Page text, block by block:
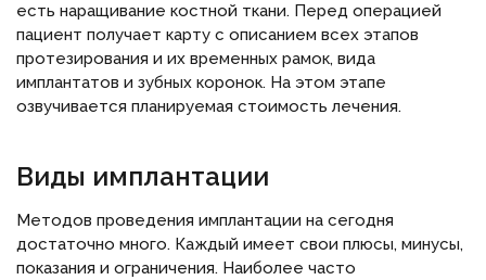
есть наращивание костной ткани. Перед операцией
пациент получает карту с описанием всех этапов
протезирования и их временных рамок, вида
имплантатов и зубных коронок. На этом этапе
озвучивается планируемая стоимость лечения.
Виды имплантации
Методов проведения имплантации на сегодня
достаточно много. Каждый имеет свои плюсы, минусы,
показания и ограничения. Наиболее часто